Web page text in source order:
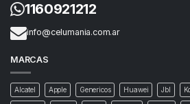
1160921212
info@celumania.com.ar
MARCAS
Alcatel Apple Genericos Huawei Jbl